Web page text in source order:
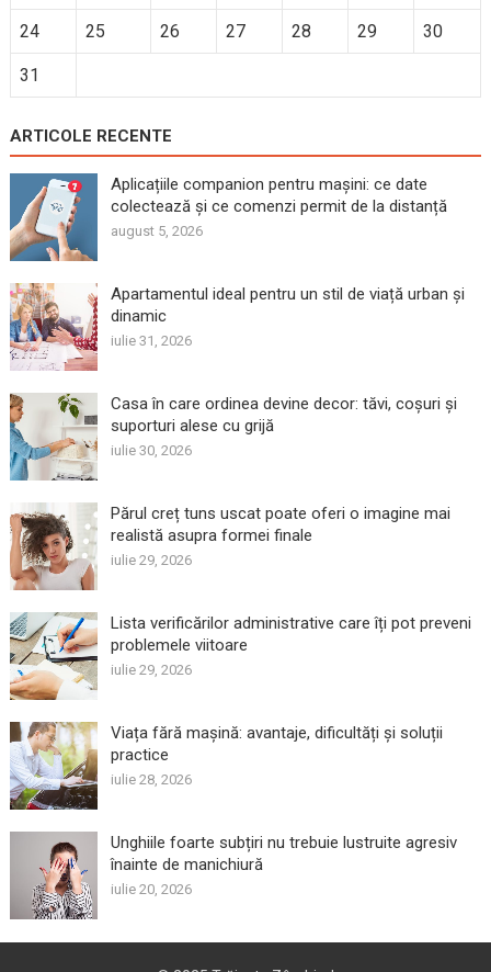
24 25 26 27 28 29 30
31
ARTICOLE RECENTE
Aplicațiile companion pentru mașini: ce date
colectează și ce comenzi permit de la distanță
august 5, 2026
Apartamentul ideal pentru un stil de viață urban și
dinamic
iulie 31, 2026
Casa în care ordinea devine decor: tăvi, coșuri și
suporturi alese cu grijă
iulie 30, 2026
Părul creț tuns uscat poate oferi o imagine mai
realistă asupra formei finale
iulie 29, 2026
Lista verificărilor administrative care îți pot preveni
problemele viitoare
iulie 29, 2026
Viața fără mașină: avantaje, dificultăți și soluții
practice
iulie 28, 2026
Unghiile foarte subțiri nu trebuie lustruite agresiv
înainte de manichiură
iulie 20, 2026